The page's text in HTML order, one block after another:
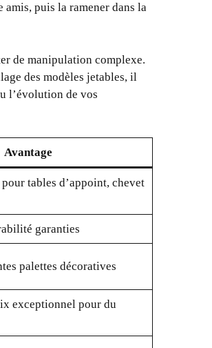
puis la ramener dans la
de manipulation complexe.
des modèles jetables, il
l’évolution de vos
Avantage
tables d’appoint, chevet
garanties
palettes décoratives
exceptionnel pour du